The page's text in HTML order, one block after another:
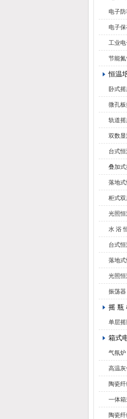
电子
电子
工业
节能
恒温
卧式
微孔
轨道
双数
台式
叠加
落地
柜式
光照恒
水 浴
台式
落地
光照
振荡
摇 瓶
单层
箱式
气氛炉
高温灰
陶瓷
一体
陶瓷